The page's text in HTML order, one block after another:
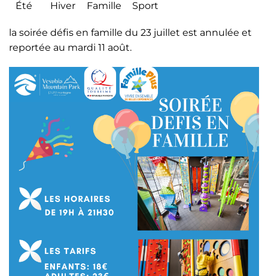
Été Hiver Famille Sport
la soirée défis en famille du 23 juillet est annulée et
reportée au mardi 11 août.